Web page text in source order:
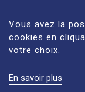
En savoir
MENTIONS LÉGALES
Vous avez la
cookies en
votre choix.
En savoir plus